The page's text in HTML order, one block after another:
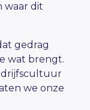
waar dit
gedrag
wat brengt.
we onze
om te
cultuur.
ervoor dat
neemt; wat
kunnen
manager
voeren
op
de